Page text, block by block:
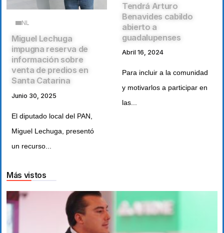
NL
Miguel Lechuga
impugna reserva de
información sobre
venta de predios en
Santa Catarina
Junio 30, 2025
El diputado local del PAN,
Miguel Lechuga, presentó
un recurso...
Tendrá Arturo
Benavides cabildo
abierto a
guadalupenses
Abril 16, 2024
Para incluir a la comunidad
y motivarlos a participar en
las...
Más vistos